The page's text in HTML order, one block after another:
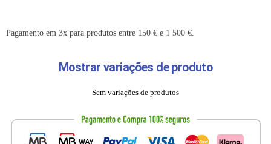
Pagamento em 3x para produtos entre 150 € e 1 500 €.
Mostrar variações de produto
Sem variações de produtos